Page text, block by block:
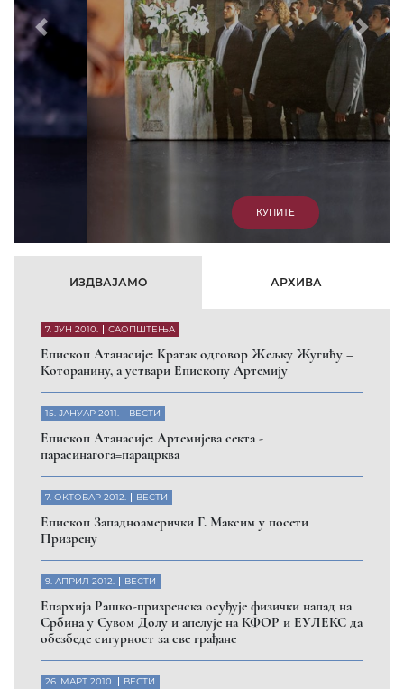
Prethodni
ИЗДВАЈАМО АРХИВА
7. ЈУН 2010. САОПШТЕЊА
Eпископ Атанасије: Кратак одговор Жељку Жугићу –
Которанину, а уствари Епископу Артемију
15. ЈАНУАР 2011. ВЕСТИ
Eпископ Атанасије: Артемијева секта -
парасинагога=парацрква
7. ОКТОБАР 2012. ВЕСТИ
Eпископ Западноамерички Г. Максим у посети
Призрену
9. АПРИЛ 2012. ВЕСТИ
Eпархија Рашко-призренска осуђује физички напад на
Србина у Сувом Долу и апелује на КФОР и ЕУЛЕКС да
обезбеде сигурност за све грађане
26. МАРТ 2010. ВЕСТИ